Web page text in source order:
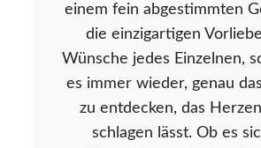
einem fein abgestimmten
die einzigartigen
Wünsche jedes Einzelnen,
es immer wieder, genau
zu entdecken, das
schlagen lässt. Ob es